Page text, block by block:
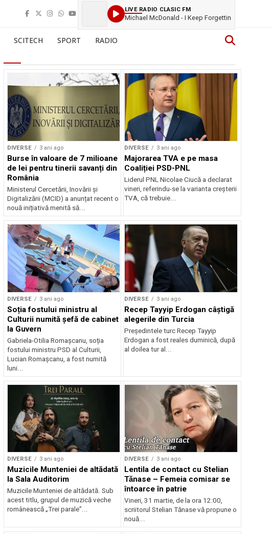
LIVE RADIO CLASIC FM
Michael McDonald - I Keep Forgettin
SCITECH SPORT RADIO
DIVERSE 3 ani ago
Burse în valoare de 7 milioane
de lei pentru tinerii savanți din
România
Ministerul Cercetării, Inovării și
Digitalizării (MCID) a anunțat recent o
nouă inițiativă menită să...
DIVERSE 3 ani ago
Majorarea TVA e pe masa
Coaliției PSD-PNL
Liderul PNL Nicolae Ciucă a declarat
vineri, referindu-se la varianta creşterii
TVA, că trebuie...
DIVERSE 3 ani ago
Soția fostului ministru al
Culturii numită șefă de cabinet
la Guvern
Gabriela-Otilia Romașcanu, soția
fostului ministru PSD al Culturii,
Lucian Romașcanu, a fost numită
luni...
DIVERSE 3 ani ago
Recep Tayyip Erdogan câștigă
alegerile din Turcia
Preşedintele turc Recep Tayyip
Erdogan a fost reales duminică, după
al doilea tur al...
DIVERSE 3 ani ago
Muzicile Munteniei de altădată
la Sala Auditorim
Muzicile Munteniei de altădată. Sub
acest titlu, grupul de muzică veche
românească „Trei parale”...
DIVERSE 3 ani ago
Lentila de contact cu Stelian
Tănase – Femeia comisar se
întoarce în patrie
Vineri, 31 martie, de la ora 12:00,
scriitorul Stelian Tănase vă propune o
nouă...